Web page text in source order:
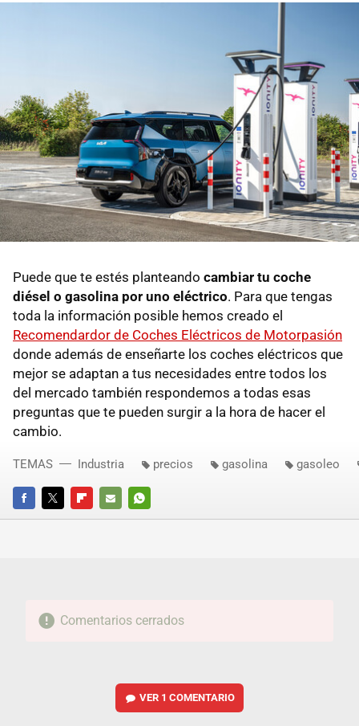
Puede que te estés planteando cambiar tu coche
diésel o gasolina por uno eléctrico. Para que tengas
toda la información posible hemos creado el
Recomendardor de Coches Eléctricos de Motorpasión
donde además de enseñarte los coches eléctricos que
mejor se adaptan a tus necesidades entre todos los
del mercado también respondemos a todas esas
preguntas que te pueden surgir a la hora de hacer el
cambio.
FACEBOOKTWITTERFLIPBOARD
E-
WHATSAPP
TEMAS Industria precios gasolina gasoleo
Comentarios cerrados
VER 1 COMENTARIO